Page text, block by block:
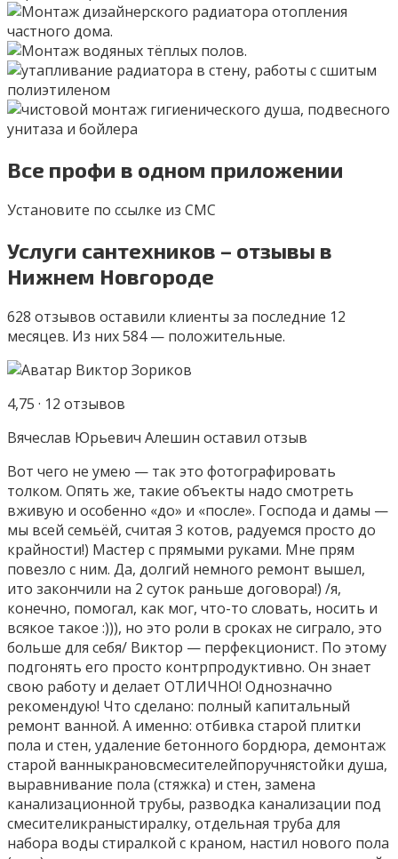
Все профи в одном приложении
Установите по ссылке из СМС
Услуги сантехников – отзывы в
Нижнем Новгороде
628 отзывов оставили клиенты за последние 12
месяцев. Из них 584 — положительные.
4,75 · 12 отзывов
Вячеслав Юрьевич Алешин оставил отзыв
Вот чего не умею — так это фотографировать
толком. Опять же, такие объекты надо смотреть
вживую и особенно «до» и «после». Господа и дамы —
мы всей семьёй, считая 3 котов, радуемся просто до
крайности!) Мастер с прямыми руками. Мне прям
повезло с ним. Да, долгий немного ремонт вышел,
ито закончили на 2 суток раньше договора!) /я,
конечно, помогал, как мог, что-то словать, носить и
всякое такое :))), но это роли в сроках не сиграло, это
больше для себя/ Виктор — перфекционист. По этому
подгонять его просто контрпродуктивно. Он знает
свою работу и делает ОТЛИЧНО! Однозначно
рекомендую! Что сделано: полный капитальный
ремонт ванной. А именно: отбивка старой плитки
пола и стен, удаление бетонного бордюра, демонтаж
старой ванныкрановсмесителейпоручнястойки душа,
выравнивание пола (стяжка) и стен, замена
канализационной трубы, разводка канализации под
смесителикраныстиралку, отдельная труба для
набора воды стиралкой с краном, настил нового пола